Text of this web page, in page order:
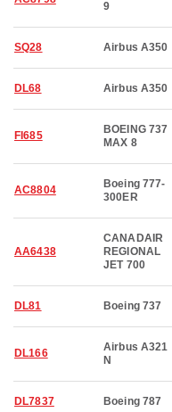
9
SQ28 Airbus A350
DL68 Airbus A350
FI685
BOEING 737
MAX 8
AC8804
Boeing 777-
300ER
AA6438
CANADAIR
REGIONAL
JET 700
DL81 Boeing 737
DL166
Airbus A321
N
DL7837 Boeing 787